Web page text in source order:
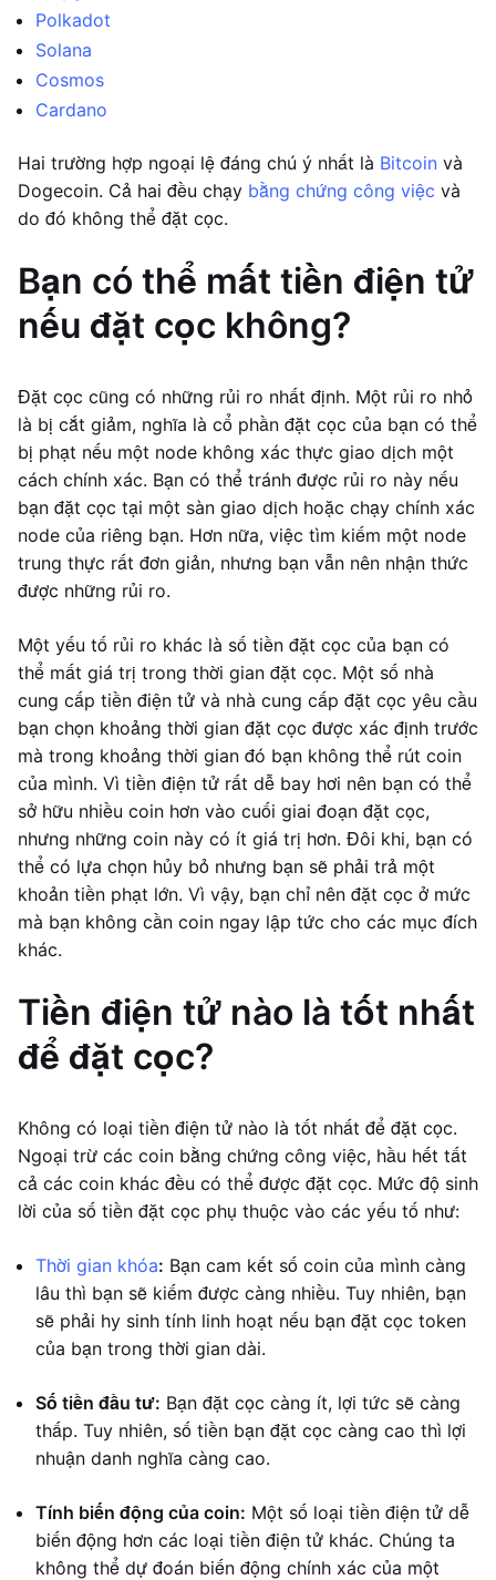
Polkadot
Solana
Cosmos
Cardano
Hai trường hợp ngoại lệ đáng chú ý nhất là Bitcoin và
Dogecoin. Cả hai đều chạy bằng chứng công việc và
do đó không thể đặt cọc.
Bạn có thể mất tiền điện tử
nếu đặt cọc không?
Đặt cọc cũng có những rủi ro nhất định. Một rủi ro nhỏ
là bị cắt giảm, nghĩa là cổ phần đặt cọc của bạn có thể
bị phạt nếu một node không xác thực giao dịch một
cách chính xác. Bạn có thể tránh được rủi ro này nếu
bạn đặt cọc tại một sàn giao dịch hoặc chạy chính xác
node của riêng bạn. Hơn nữa, việc tìm kiếm một node
trung thực rất đơn giản, nhưng bạn vẫn nên nhận thức
được những rủi ro.
Một yếu tố rủi ro khác là số tiền đặt cọc của bạn có
thể mất giá trị trong thời gian đặt cọc. Một số nhà
cung cấp tiền điện tử và nhà cung cấp đặt cọc yêu cầu
bạn chọn khoảng thời gian đặt cọc được xác định trước
mà trong khoảng thời gian đó bạn không thể rút coin
của mình. Vì tiền điện tử rất dễ bay hơi nên bạn có thể
sở hữu nhiều coin hơn vào cuối giai đoạn đặt cọc,
nhưng những coin này có ít giá trị hơn. Đôi khi, bạn có
thể có lựa chọn hủy bỏ nhưng bạn sẽ phải trả một
khoản tiền phạt lớn. Vì vậy, bạn chỉ nên đặt cọc ở mức
mà bạn không cần coin ngay lập tức cho các mục đích
khác.
Tiền điện tử nào là tốt nhất
để đặt cọc?
Không có loại tiền điện tử nào là tốt nhất để đặt cọc.
Ngoại trừ các coin bằng chứng công việc, hầu hết tất
cả các coin khác đều có thể được đặt cọc. Mức độ sinh
lời của số tiền đặt cọc phụ thuộc vào các yếu tố như:
Thời gian khóa: Bạn cam kết số coin của mình càng
lâu thì bạn sẽ kiếm được càng nhiều. Tuy nhiên, bạn
sẽ phải hy sinh tính linh hoạt nếu bạn đặt cọc token
của bạn trong thời gian dài.
Số tiền đầu tư: Bạn đặt cọc càng ít, lợi tức sẽ càng
thấp. Tuy nhiên, số tiền bạn đặt cọc càng cao thì lợi
nhuận danh nghĩa càng cao.
Tính biến động của coin: Một số loại tiền điện tử dễ
biến động hơn các loại tiền điện tử khác. Chúng ta
không thể dự đoán biến động chính xác của một